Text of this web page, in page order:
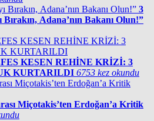
3
Adana’nın Bakanı Olun!”
KESEN REHİNE KRİZİ: 3
KURTARILDI 6753 kez okundu
Miçotakis’ten Erdoğan’a Kritik